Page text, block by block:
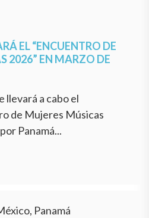
EL “ENCUENTRO DE
2026” EN MARZO DE
llevará a cabo el
de Mujeres Músicas
Panamá...
Panamá